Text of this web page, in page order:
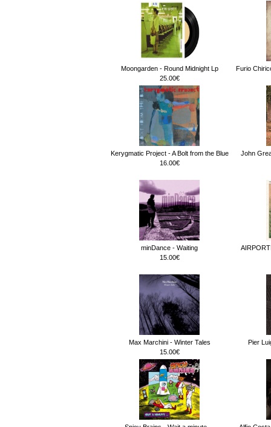
Moongarden - Round Midnight Lp
25.00€
Furio
Kerygmatic Project - A Bolt from the Blue
16.00€
John
minDance - Waiting
15.00€
Max Marchini - Winter Tales
15.00€
Pier